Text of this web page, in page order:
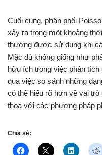
Cuối cùng, phân phối
xảy ra trong một khoảng
thường được sử dụng khi
Mặc dù không giống như
hữu ích trong việc phân
qua việc so sánh những
có thể hiểu rõ hơn về vai
thoa với các phương pháp
Chia sẻ: